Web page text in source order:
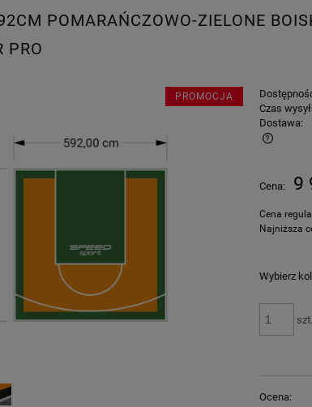
POMARAŃCZOWO-ZIELONE
PRO
PROMOCJA
Czas
Dostawa:
Cena nie zawiera ewentualnych kosztów
Cena: 9
Cena
Najniższa
Wybierz
Ocena: